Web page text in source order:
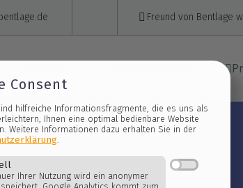
Freund von Bentlage
Cookie Consent
Cookies sind hilfreiche
Anbieter erleichtern, Ihnen eine optimal
anzubieten. Weitere Informationen dazu